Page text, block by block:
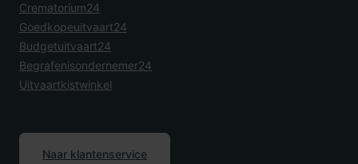
Crematorium24
Goedkopeuitvaart24
Budgetuitvaart24
Begrafenisondernemer24
Uitvaartkistwinkel
Naar klantenservice